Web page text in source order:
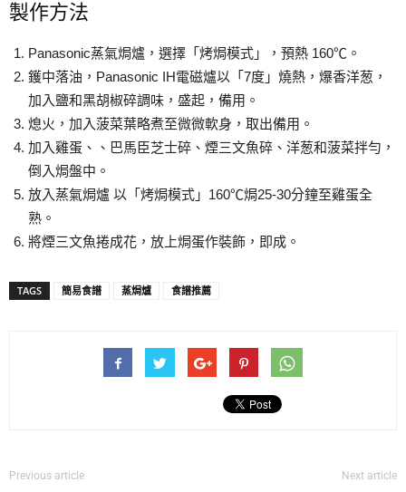
製作方法
Panasonic蒸氣焗爐，選擇「烤焗模式」，預熱 160℃。
鑊中落油，Panasonic IH電磁爐以「7度」燒熱，爆香洋葱，
加入鹽和黑胡椒碎調味，盛起，備用。
熄火，加入菠菜葉略煮至微微軟身，取出備用。
加入雞蛋、、巴馬臣芝士碎、煙三文魚碎、洋葱和菠菜拌勻，
倒入焗盤中。
放入蒸氣焗爐 以「烤焗模式」160℃焗25-30分鐘至雞蛋全
熟。
將煙三文魚捲成花，放上焗蛋作裝飾，即成。
TAGS 簡易食譜 蒸焗爐 食譜推薦
Previous article Next article